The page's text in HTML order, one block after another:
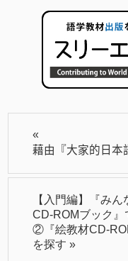
«
藉由『大家的日
【入門編】『み
CD-ROMブック
②『絵教材CD-
を探す »